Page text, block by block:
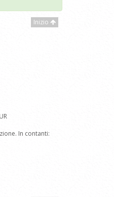
Inizio
In contanti: